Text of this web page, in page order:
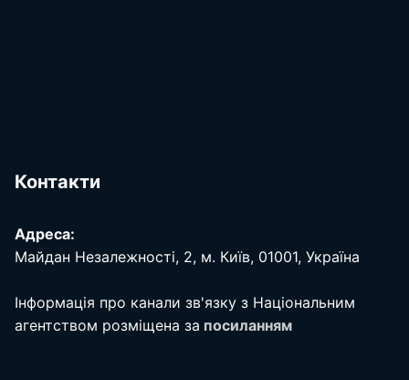
Контакти
Адреса:
Майдан Незалежності, 2, м. Київ, 01001, Україна
Інформація про канали зв'язку з Національним
агентством розміщена за посиланням